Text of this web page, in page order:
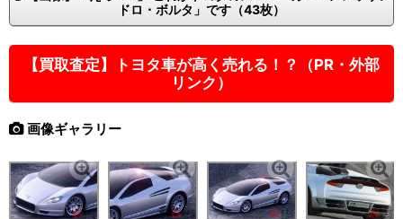
ドロ・ボルタ」です（43枚）
【買取査定】トヨタ車が高く売れる！？（PR・外部
リンク）
画像ギャラリー